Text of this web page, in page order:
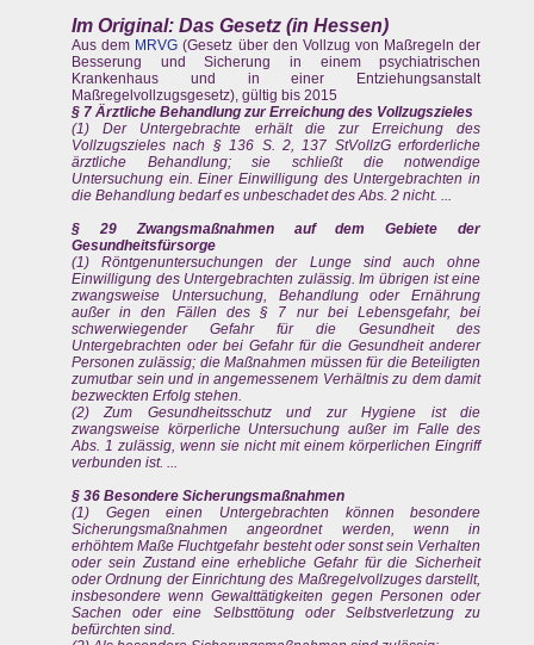
Im Original: Das Gesetz (in Hessen)
Aus dem MRVG (Gesetz über den Vollzug von Maßregeln der
Besserung und Sicherung in einem psychiatrischen
Krankenhaus und in einer Entziehungsanstalt
Maßregelvollzugsgesetz), gültig bis 2015
§ 7 Ärztliche Behandlung zur Erreichung des Vollzugszieles
(1) Der Untergebrachte erhält die zur Erreichung des
Vollzugszieles nach § 136 S. 2, 137 StVollzG erforderliche
ärztliche Behandlung; sie schließt die notwendige
Untersuchung ein. Einer Einwilligung des Untergebrachten in
die Behandlung bedarf es unbeschadet des Abs. 2 nicht. ...
§ 29 Zwangsmaßnahmen auf dem Gebiete der
Gesundheitsfürsorge
(1) Röntgenuntersuchungen der Lunge sind auch ohne
Einwilligung des Untergebrachten zulässig. Im übrigen ist eine
zwangsweise Untersuchung, Behandlung oder Ernährung
außer in den Fällen des § 7 nur bei Lebensgefahr, bei
schwerwiegender Gefahr für die Gesundheit des
Untergebrachten oder bei Gefahr für die Gesundheit anderer
Personen zulässig; die Maßnahmen müssen für die Beteiligten
zumutbar sein und in angemessenem Verhältnis zu dem damit
bezweckten Erfolg stehen.
(2) Zum Gesundheitsschutz und zur Hygiene ist die
zwangsweise körperliche Untersuchung außer im Falle des
Abs. 1 zulässig, wenn sie nicht mit einem körperlichen Eingriff
verbunden ist. ...
§ 36 Besondere Sicherungsmaßnahmen
(1) Gegen einen Untergebrachten können besondere
Sicherungsmaßnahmen angeordnet werden, wenn in
erhöhtem Maße Fluchtgefahr besteht oder sonst sein Verhalten
oder sein Zustand eine erhebliche Gefahr für die Sicherheit
oder Ordnung der Einrichtung des Maßregelvollzuges darstellt,
insbesondere wenn Gewalttätigkeiten gegen Personen oder
Sachen oder eine Selbsttötung oder Selbstverletzung zu
befürchten sind.